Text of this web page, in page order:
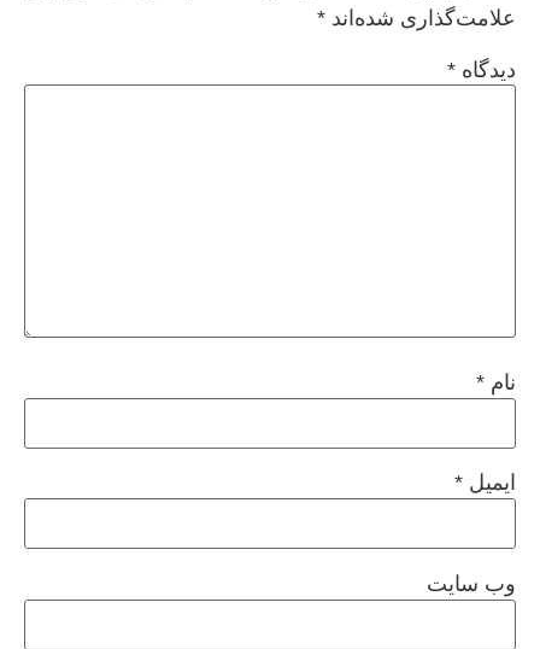
علامت‌گذاری شده‌اند *
دیدگاه *
نام *
ایمیل *
وب‌ سایت